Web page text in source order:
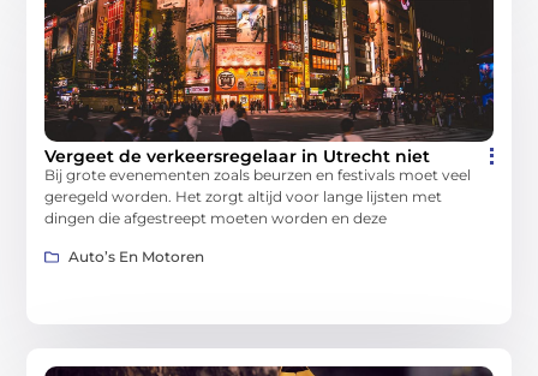
Vergeet de verkeersregelaar in Utrecht niet
Bij grote evenementen zoals beurzen en festivals moet veel
geregeld worden. Het zorgt altijd voor lange lijsten met
dingen die afgestreept moeten worden en deze
Auto’s En Motoren